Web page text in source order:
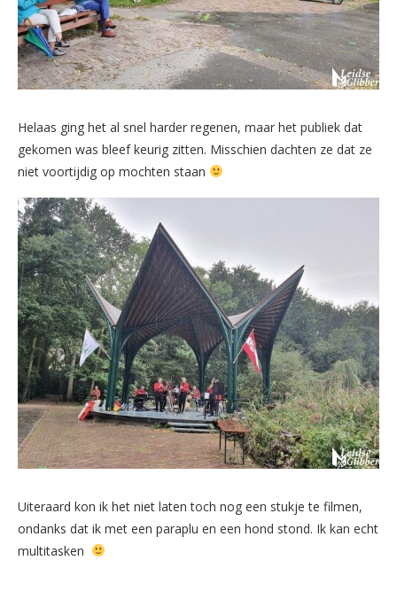
Helaas ging het al snel harder regenen, maar het publiek dat
gekomen was bleef keurig zitten. Misschien dachten ze dat ze
niet voortijdig op mochten staan
Uiteraard kon ik het niet laten toch nog een stukje te filmen,
ondanks dat ik met een paraplu en een hond stond. Ik kan echt
multitasken